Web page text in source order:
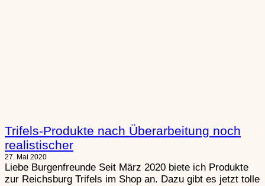
Trifels-Produkte nach Überarbeitung noch
realistischer
27. Mai 2020
Liebe Burgenfreunde Seit März 2020 biete ich Produkte
zur Reichsburg Trifels im Shop an. Dazu gibt es jetzt tolle